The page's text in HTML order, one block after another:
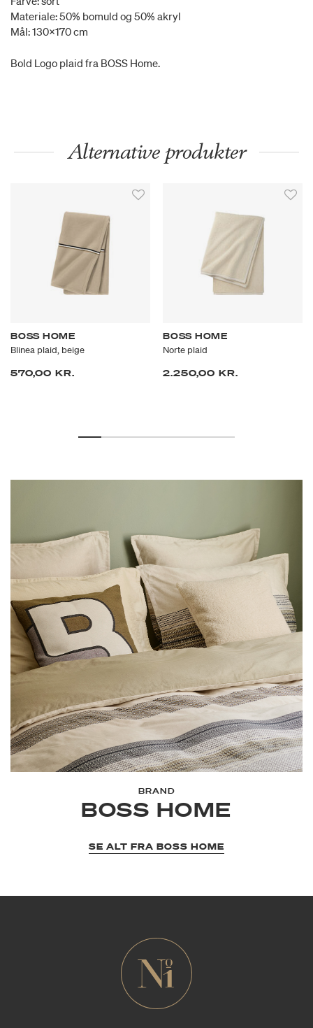
Materiale: 50% bomuld og 50% akryl
Mål: 130x170 cm
Bold Logo plaid fra BOSS Home.
Alternative produkter
BOSS HOME
Blinea plaid, beige
570,00 KR.
BOSS HOME
Norte plaid
2.250,00 KR.
BRAND
BOSS HOME
SE ALT FRA BOSS HOME